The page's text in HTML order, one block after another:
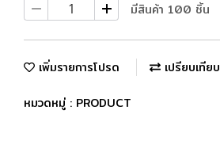
มีสินค้า 100 ชิ้น
เพิ่มรายการโปรด เปรียบเทียบ
หมวดหมู่ : PRODUCT